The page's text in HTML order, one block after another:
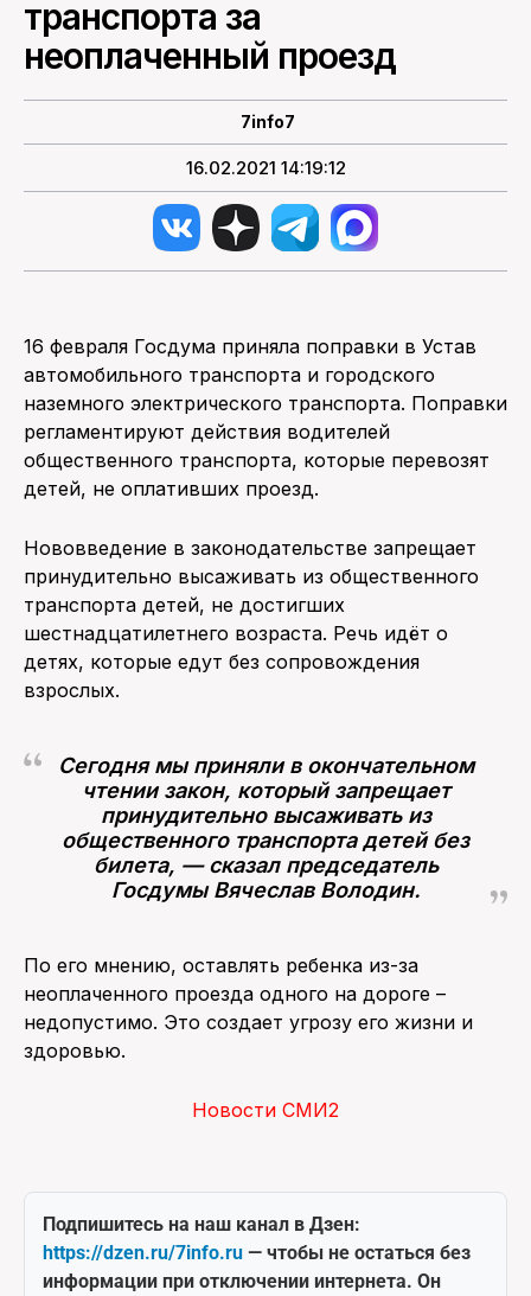
ПОИСК ПО САЙТУ
транспорта за
неоплаченный проезд
7info7
16.02.2021 14:19:12
16 февраля Госдума приняла поправки в Устав
автомобильного транспорта и городского
наземного электрического транспорта. Поправки
регламентируют действия водителей
общественного транспорта, которые перевозят
детей, не оплативших проезд.
Нововведение в законодательстве запрещает
принудительно высаживать из общественного
транспорта детей, не достигших
шестнадцатилетнего возраста. Речь идёт о
детях, которые едут без сопровождения
взрослых.
Сегодня мы приняли в окончательном
чтении закон, который запрещает
принудительно высаживать из
общественного транспорта детей без
билета, — сказал председатель
Госдумы Вячеслав Володин.
По его мнению, оставлять ребенка из-за
неоплаченного проезда одного на дороге –
недопустимо. Это создает угрозу его жизни и
здоровью.
Новости СМИ2
Подпишитесь на наш канал в Дзен:
https://dzen.ru/7info.ru — чтобы не остаться без
информации при отключении интернета. Он